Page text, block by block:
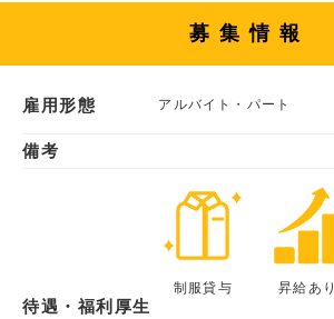
募集情報
雇用形態 アルバイト・パート
備考
待遇・福利厚生
制服貸与 昇給あり